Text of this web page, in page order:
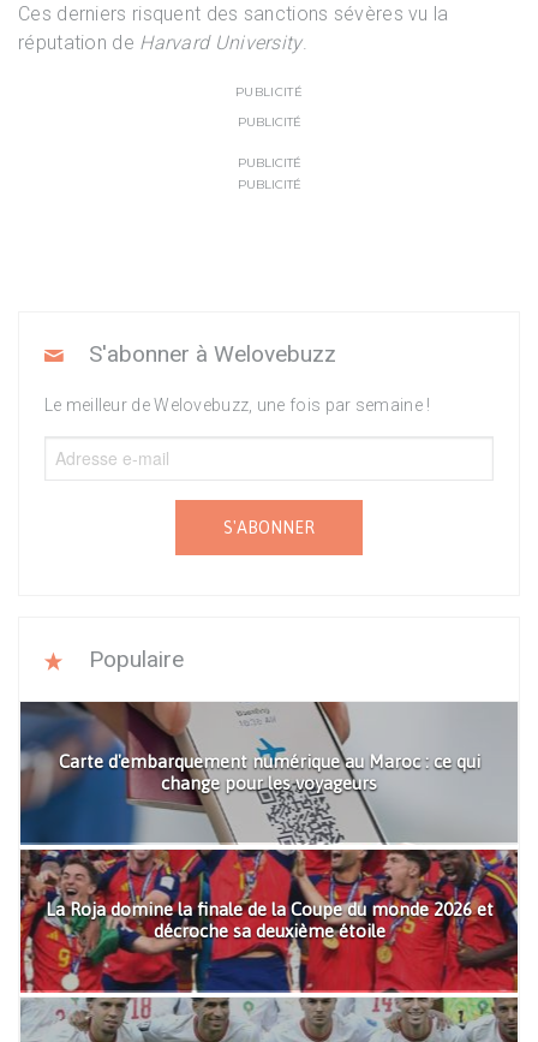
Ces derniers risquent des sanctions sévères vu la
réputation de Harvard University.
PUBLICITÉ
PUBLICITÉ
PUBLICITÉ
PUBLICITÉ
S'abonner à Welovebuzz
Le meilleur de Welovebuzz, une fois par semaine !
S'ABONNER
Populaire
Carte d'embarquement numérique au Maroc : ce qui
change pour les voyageurs
La Roja domine la finale de la Coupe du monde 2026 et
décroche sa deuxième étoile